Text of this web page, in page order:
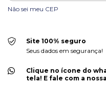
Não sei meu CEP
Site 100% seguro
Seus dados em segurança!
Clique no ícone do
tela! E fale com a